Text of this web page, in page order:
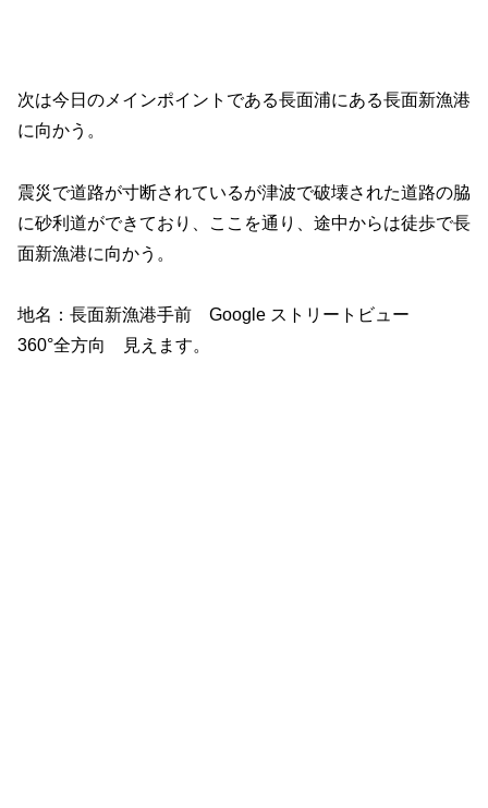
次は今日のメインポイントである長面浦にある長面新漁港
に向かう。
震災で道路が寸断されているが津波で破壊された道路の脇
に砂利道ができており、ここを通り、途中からは徒歩で長
面新漁港に向かう。
地名：長面新漁港手前 Google ストリートビュー
360°全方向 見えます。